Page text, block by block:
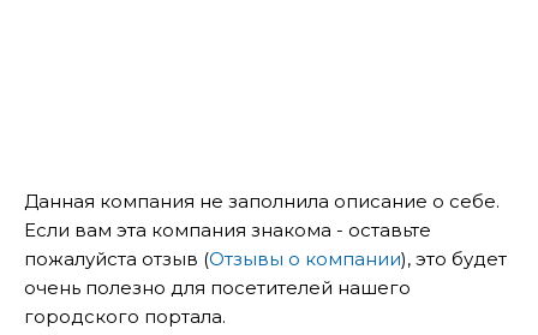
Данная компания не заполнила описание о себе.
Если вам эта компания знакома - оставьте
пожалуйста отзыв (Отзывы о компании), это будет
очень полезно для посетителей нашего
городского портала.